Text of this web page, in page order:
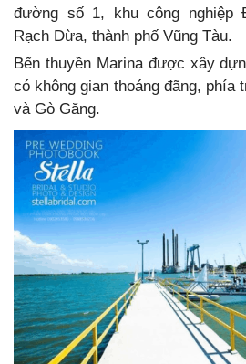
đường số 1, khu công nghiệp
Rạch Dừa, thành phố Vũng Tàu.
Bến thuyền Marina được xây
có không gian thoáng đãng, phía
và Gò Găng.